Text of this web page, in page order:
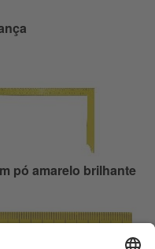
pó amarelo brilhante